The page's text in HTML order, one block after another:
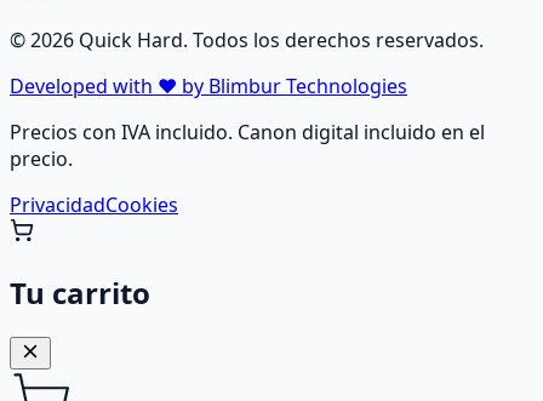
©2026 Quick Hard. Todos los derechos reservados.
Developed with ❤️ by Blimbur Technologies
Precios con IVA incluido. Canon digital incluido en el
precio.
PrivacidadCookies
Tu carrito